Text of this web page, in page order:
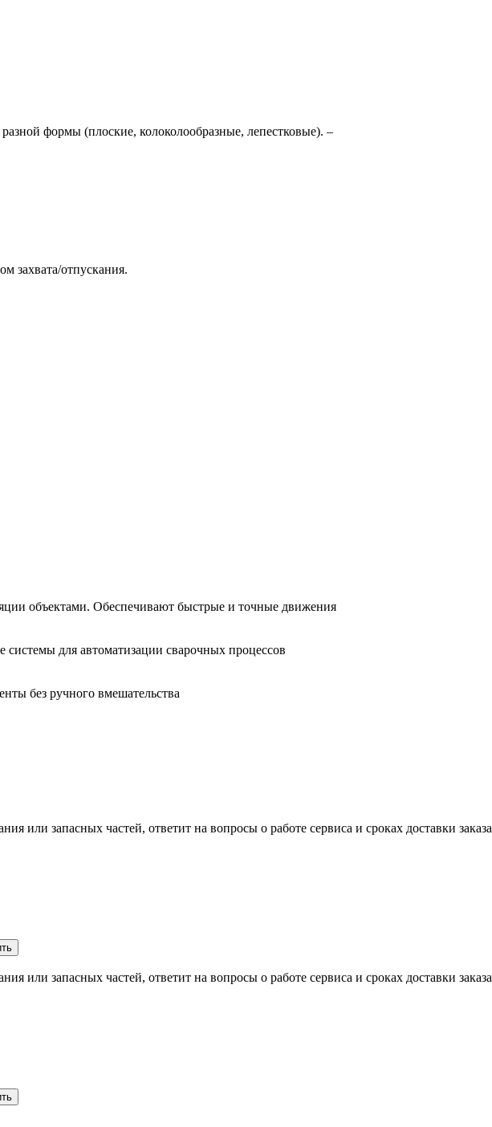
формы (плоские, колоколообразные, лепестковые). –
захвата/отпускания.
объектами. Обеспечивают быстрые и точные движения
для автоматизации сварочных процессов
без ручного вмешательства
или запасных частей, ответит на вопросы о работе сервиса и сроках доставки заказа
или запасных частей, ответит на вопросы о работе сервиса и сроках доставки заказа